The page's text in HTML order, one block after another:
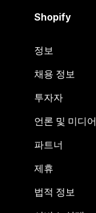
Shopify
정보
채용 정보
투자자
언론 및 미디어
파트너
제휴
법적 정보